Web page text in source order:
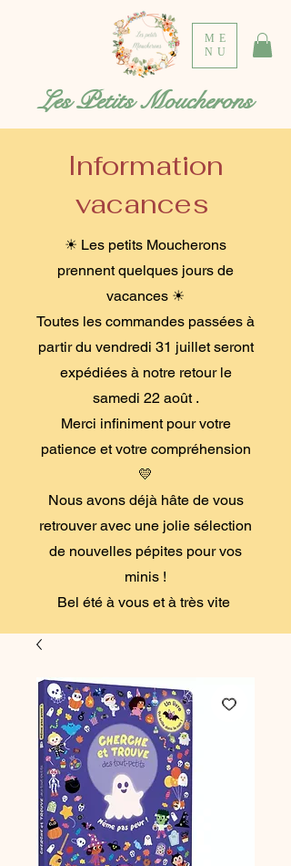
ME
NU
Les Petits Moucherons
Information
vacances
☀ Les petits Moucherons
prennent quelques jours de
vacances ☀
Toutes les commandes passées à
partir du vendredi 31 juillet seront
expédiées à notre retour le
samedi 22 août .
Merci infiniment pour votre
patience et votre compréhension
💛
Nous avons déjà hâte de vous
retrouver avec une jolie sélection
de nouvelles pépites pour vos
minis !
Bel été à vous et à très vite